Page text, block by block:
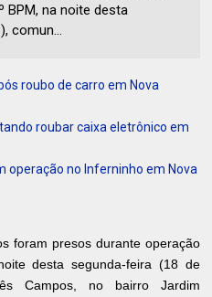
BPM, na noite desta
comun...
roubo de carro em Nova
roubar caixa eletrônico em
operação no Inferninho em Nova
foram presos durante operação
desta segunda-feira (18 de
Campos, no bairro Jardim